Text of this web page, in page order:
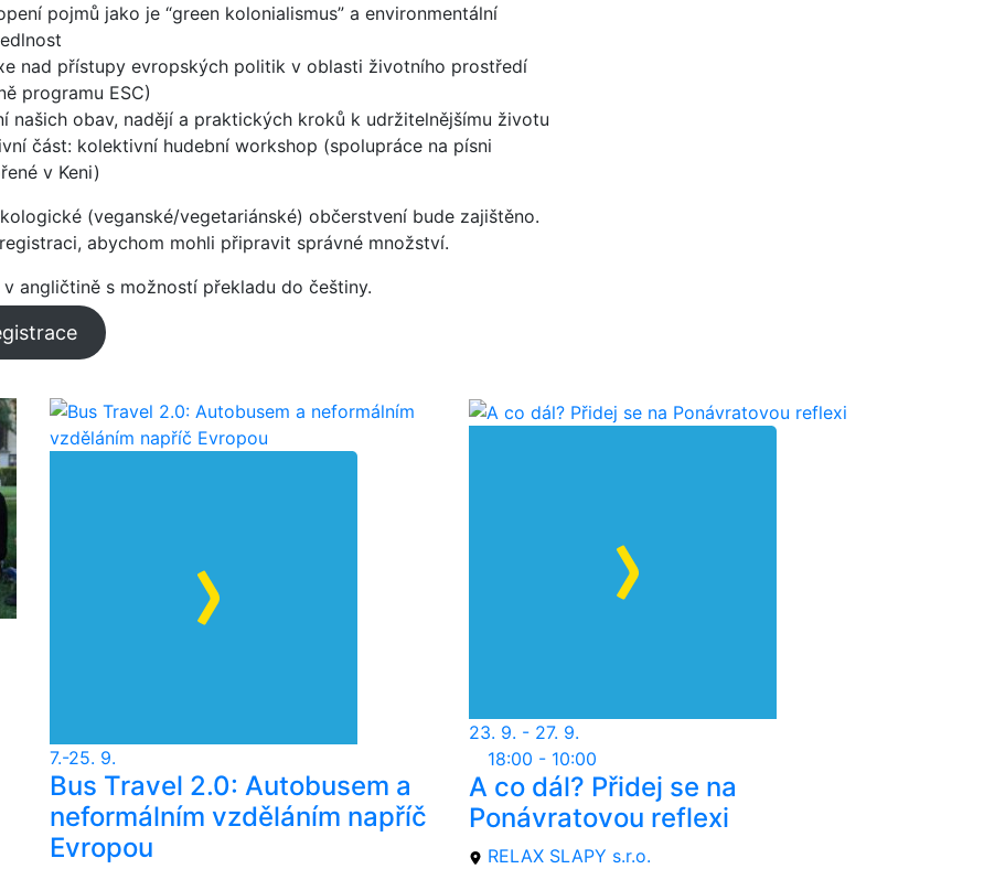
pojmů jako je “green kolonialismus” a environmentální
nad přístupy evropských politik v oblasti životního prostředí
programu ESC)
našich obav, nadějí a praktických kroků k udržitelnějšímu životu
část: kolektivní hudební workshop (spolupráce na písni
v Keni)
(veganské/vegetariánské) občerstvení bude zajištěno.
abychom mohli připravit správné množství.
angličtině s možností překladu do češtiny.
7.-25. 9.
Bus Travel 2.0: Autobusem a
neformálním vzděláním napříč
Evropou
23. 9. - 27. 9.
18:00 - 10:00
A co dál? Přidej se na
Ponávratovou reflexi
RELAX SLAPY s.r.o.